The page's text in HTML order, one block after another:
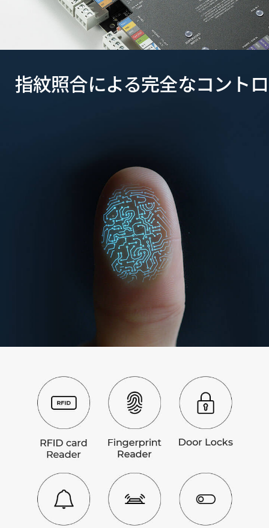
指紋照合による完全なコント